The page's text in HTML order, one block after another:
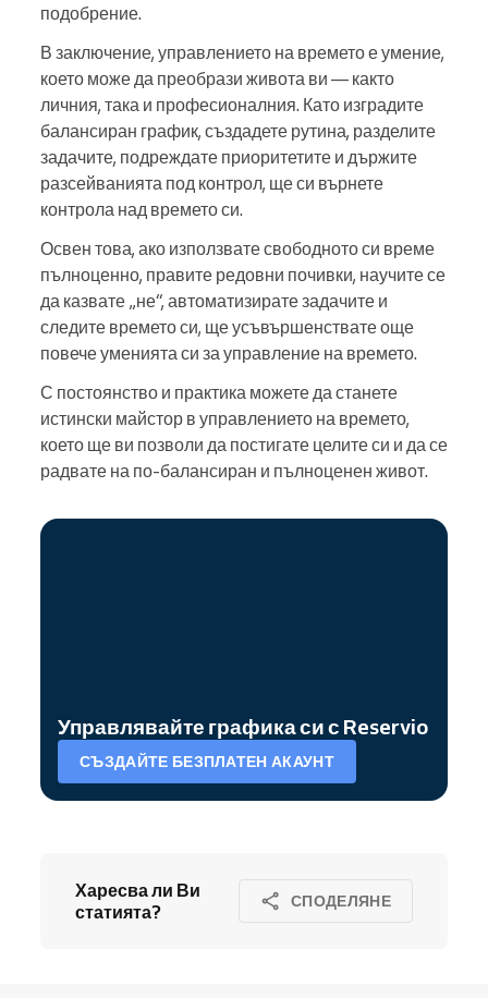
подобрение.
В заключение, управлението на времето е умение,
което може да преобрази живота ви — както
личния, така и професионалния. Като изградите
балансиран график, създадете рутина, разделите
задачите, подреждате приоритетите и държите
разсейванията под контрол, ще си върнете
контрола над времето си.
Освен това, ако използвате свободното си време
пълноценно, правите редовни почивки, научите се
да казвате „не“, автоматизирате задачите и
следите времето си, ще усъвършенствате още
повече уменията си за управление на времето.
С постоянство и практика можете да станете
истински майстор в управлението на времето,
което ще ви позволи да постигате целите си и да се
радвате на по-балансиран и пълноценен живот.
Управлявайте графика си с Reservio
СЪЗДАЙТЕ БЕЗПЛАТЕН АКАУНТ
Харесва ли Ви
статията?
СПОДЕЛЯНЕ